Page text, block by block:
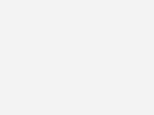
Bệnh viện An Việt –